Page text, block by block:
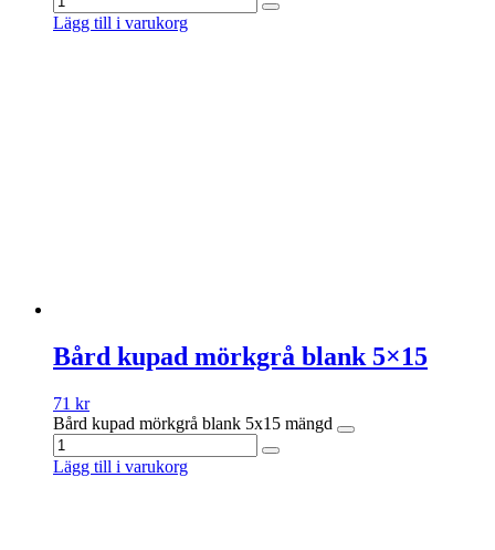
Lägg till i varukorg
Bård kupad mörkgrå blank 5×15
71 kr
Bård kupad mörkgrå blank 5x15 mängd
Lägg till i varukorg